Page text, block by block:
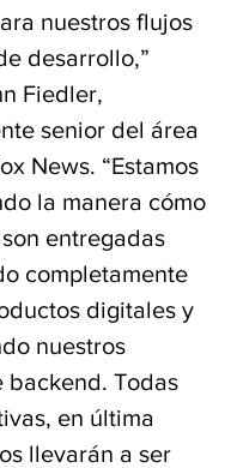
nuestros flujos
desarrollo,”
Fiedler,
senior del área
News. “Estamos
la manera cómo
entregadas
completamente
digitales y
nuestros
backend. Todas
en última
llevarán a ser